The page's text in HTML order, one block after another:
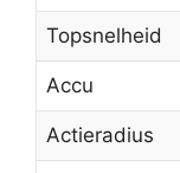
Topsnelheid
Accu
Actieradius